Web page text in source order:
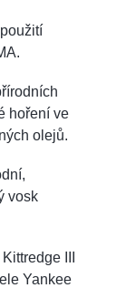
hoření ve
olejů.
vosk
III
Yankee